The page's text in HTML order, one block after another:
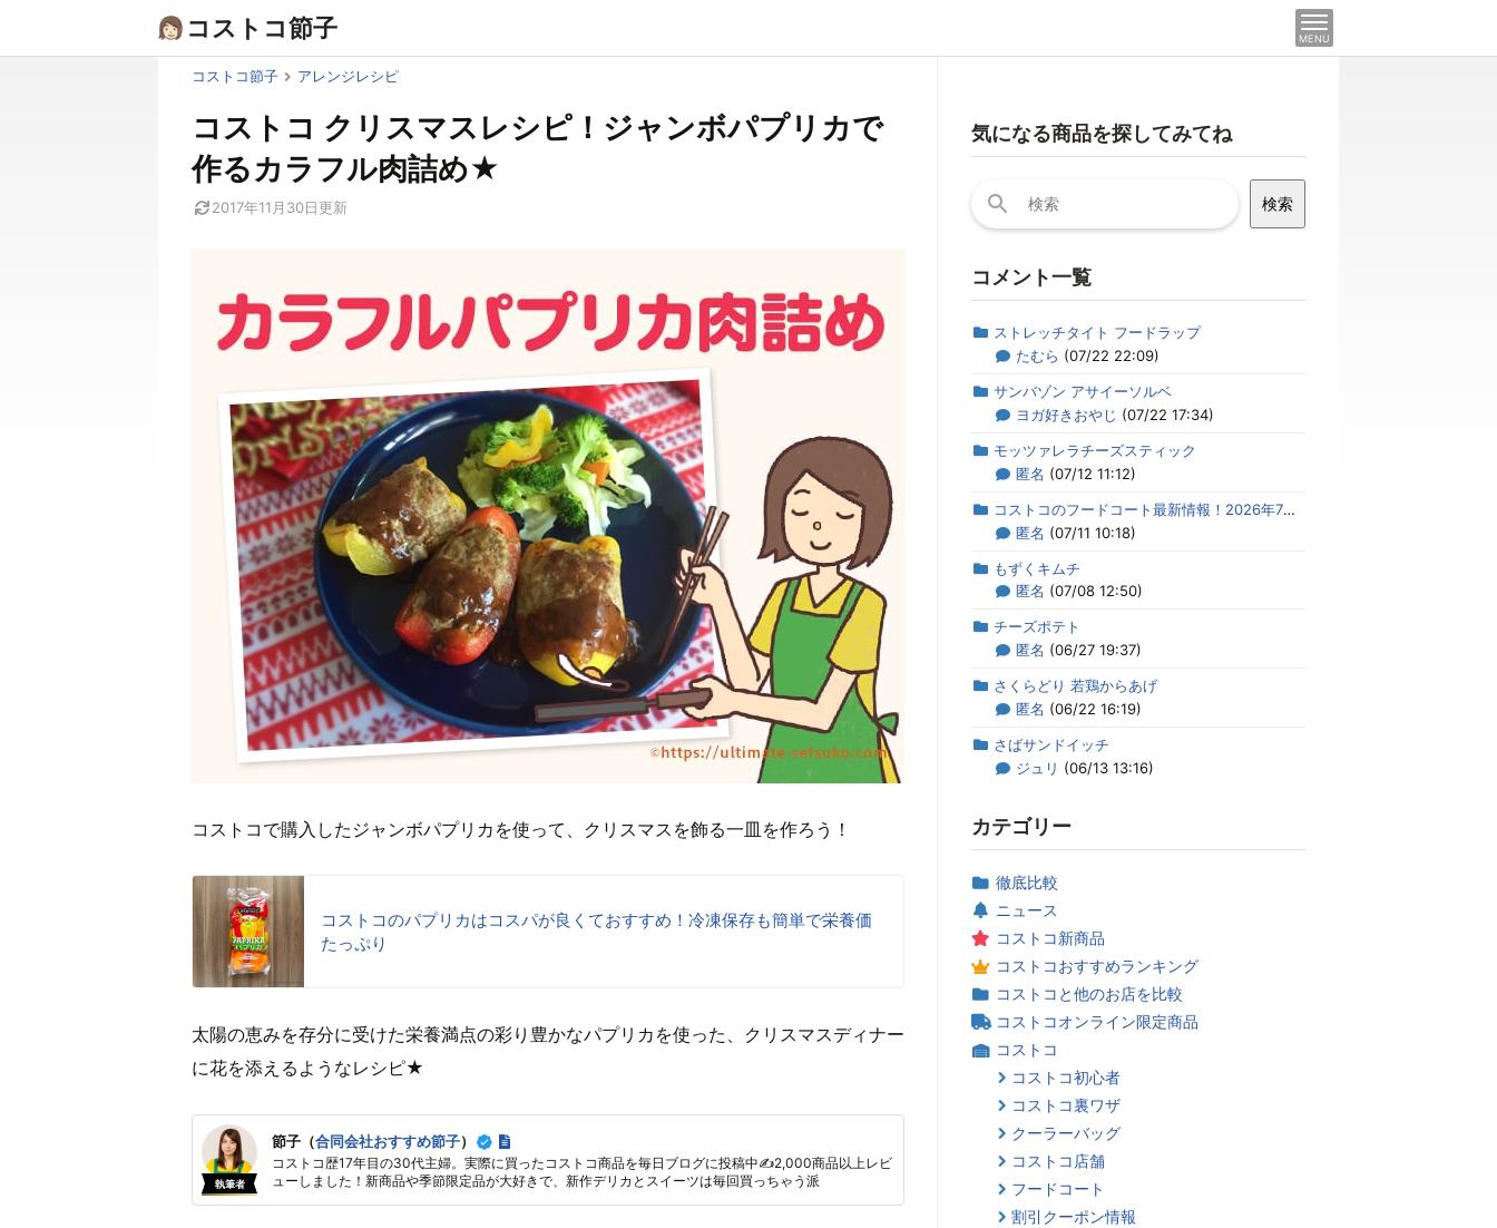
コストコ節子 MENU
コストコ節子 アレンジレシピ
コストコ クリスマスレシピ！ジャンボパプリカで
作るカラフル肉詰め★
2017年11月30日更新
コストコで購入したジャンボパプリカを使って、クリスマスを飾る一皿を作ろう！
コストコのパプリカはコスパが良くておすすめ！冷凍保存も簡単で栄養価
たっぷり
太陽の恵みを存分に受けた栄養満点の彩り豊かなパプリカを使った、クリスマスディナー
に花を添えるようなレシピ★
執筆者
節子（合同会社おすすめ節子）
コストコ歴17年目の30代主婦。実際に買ったコストコ商品を毎日ブログに投稿中✍2,000商品以上レビ
ューしました！新商品や季節限定品が大好きで、新作デリカとスイーツは毎回買っちゃう派
気になる商品を探してみてね
索:
コメント一覧
ストレッチタイト フードラップ
たむら (07/22 22:09)
サンバゾン アサイーソルベ
ヨガ好きおやじ (07/22 17:34)
モッツァレラチーズスティック
匿名 (07/12 11:12)
コストコのフードコート最新情報！2026年7月のメニューまとめ
匿名 (07/11 10:18)
もずくキムチ
匿名 (07/08 12:50)
チーズポテト
匿名 (06/27 19:37)
さくらどり 若鶏からあげ
匿名 (06/22 16:19)
さばサンドイッチ
ジュリ (06/13 13:16)
カテゴリー
徹底比較
ニュース
コストコ新商品
コストコおすすめランキング
コストコと他のお店を比較
コストコオンライン限定商品
コストコ
コストコ初心者
コストコ裏ワザ
クーラーバッグ
コストコ店舗
フードコート
割引クーポン情報